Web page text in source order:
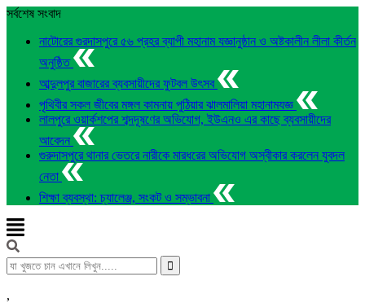
সর্বশেষ সংবাদ
নাটোরের গুরদাসপুরে ৫৬ প্রহর ব্যাপী মহানাম যজ্ঞানুষ্ঠান ও অষ্টকালীন লীলা কীর্তন
অনুষ্ঠিত
আব্দুলপুর বাজারের ব্যবসায়ীদের ফুটবল উৎসব
পৃথিবীর সকল জীবের মঙ্গল কামনায় পুঠিয়ার ঝালমালিয়া মহানামযজ্ঞ
লালপুরে ওয়ার্কশপের শব্দদূষণের অভিযোগ, ইউএনও এর কাছে ব্যবসায়ীদের
আবেদন
গুরুদাসপুরে থানার ভেতরে নারীকে মারধরের অভিযোগ অস্বীকার করলেন যুবদল
নেতা
শিক্ষা ব্যবস্থা: চ্যালেঞ্জ, সংকট ও সম্ভাবনা
,